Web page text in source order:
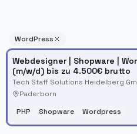
WordPress
Webdesigner | Shopware |
(m/w/d) bis zu 4.500€ brutto
Tech Staff Solutions Heidelberg
Paderborn
PHP Shopware Wordpress